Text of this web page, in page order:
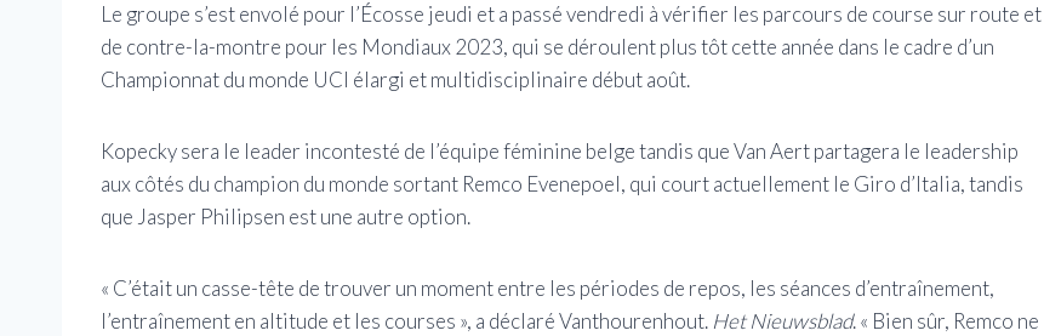
Le groupe s’est envolé pour l’Écosse jeudi et a passé vendredi à vérifier les parcours de course sur route et
de contre-la-montre pour les Mondiaux 2023, qui se déroulent plus tôt cette année dans le cadre d’un
Championnat du monde UCI élargi et multidisciplinaire début août.
Kopecky sera le leader incontesté de l’équipe féminine belge tandis que Van Aert partagera le leadership
aux côtés du champion du monde sortant Remco Evenepoel, qui court actuellement le Giro d’Italia, tandis
que Jasper Philipsen est une autre option.
« C’était un casse-tête de trouver un moment entre les périodes de repos, les séances d’entraînement,
l’entraînement en altitude et les courses », a déclaré Vanthourenhout. Het Nieuwsblad. « Bien sûr, Remco ne